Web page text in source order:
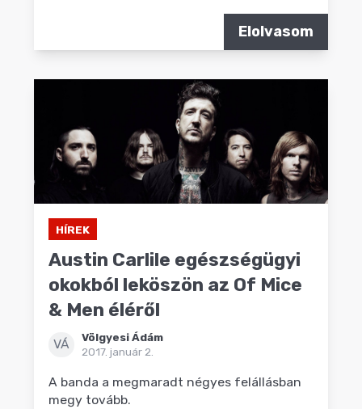
Elolvasom
HÍREK
Austin Carlile egészségügyi
okokból leköszön az Of Mice
& Men éléről
VÁ
Völgyesi Ádám
2017. január 2.
A banda a megmaradt négyes felállásban
megy tovább.